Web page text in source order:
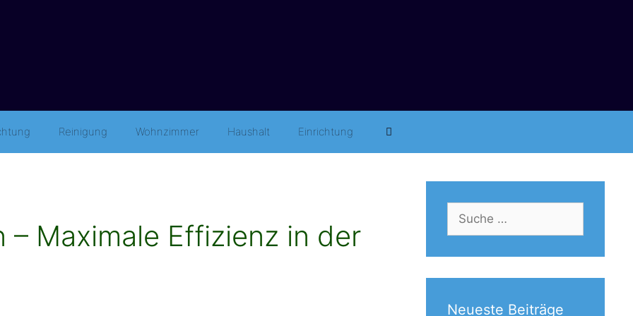
Reinigung Wohnzimmer Haushalt Einrichtung
Maximale Effizienz in der
Suche
nach:
Neueste Beiträge